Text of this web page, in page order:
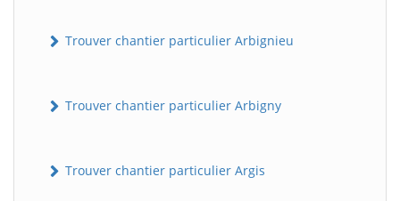
Trouver chantier particulier Arbignieu
Trouver chantier particulier Arbigny
Trouver chantier particulier Argis